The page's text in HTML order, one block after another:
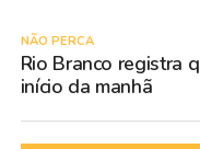
NÃO PERCA
Rio Branco registra
início da manhã